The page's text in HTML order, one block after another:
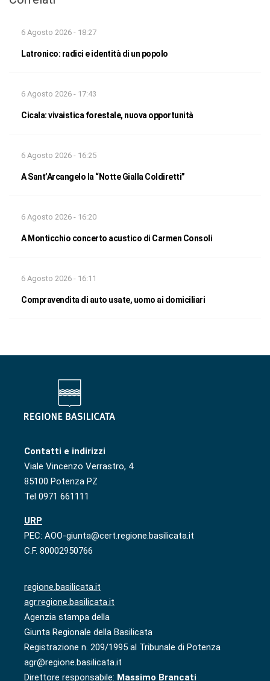
6 Agosto 2026 - 18:27
Latronico: radici e identità di un popolo
6 Agosto 2026 - 17:43
Cicala: vivaistica forestale, nuova opportunità
6 Agosto 2026 - 16:25
A Sant’Arcangelo la “Notte Gialla Coldiretti”
6 Agosto 2026 - 16:20
A Monticchio concerto acustico di Carmen Consoli
6 Agosto 2026 - 16:11
Compravendita di auto usate, uomo ai domiciliari
Contatti e indirizzi
Viale Vincenzo Verrastro, 4
85100 Potenza PZ
Tel 0971 661111
URP
PEC: AOO-giunta@cert.regione.basilicata.it
C.F. 80002950766
regione.basilicata.it
agr.regione.basilicata.it
Agenzia stampa della
Giunta Regionale della Basilicata
Registrazione n. 209/1995 al Tribunale di Potenza
agr@regione.basilicata.it
Direttore responsabile: Massimo Brancati